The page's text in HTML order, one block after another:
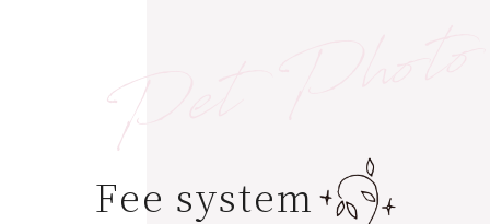
Pet Photo
Fee system